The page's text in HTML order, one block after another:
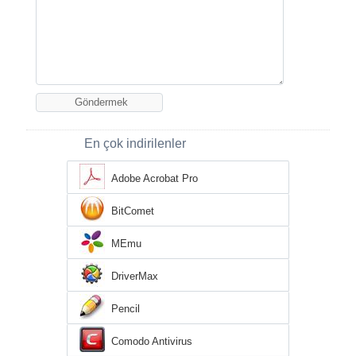
En çok indirilenler
Adobe Acrobat Pro
BitComet
MEmu
DriverMax
Pencil
Comodo Antivirus